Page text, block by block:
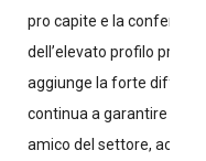
pro capite e la conferma
dell’elevato profilo
aggiunge la forte
continua a garantire
amico del settore,